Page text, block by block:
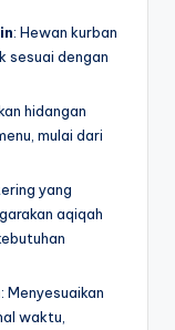
: Hewan kurban
sesuai dengan
hidangan
mulai dari
yang
aqiqah
: Menyesuaikan
waktu,